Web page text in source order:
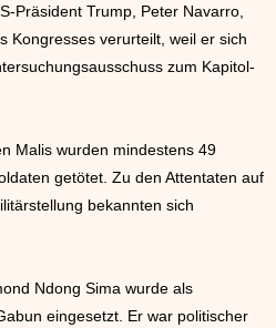
Präsident Trump, Peter Navarro,
Kongresses verurteilt, weil er sich
zum Kapitol-
Malis wurden mindestens 49
getötet. Zu den Attentaten auf
bekannten sich
Ndong Sima wurde als
eingesetzt. Er war politischer